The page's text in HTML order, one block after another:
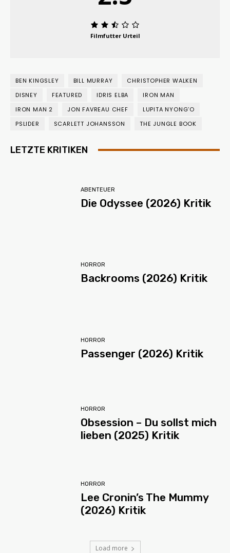
Filmfutter Urteil
BEN KINGSLEY BILL MURRAY
CHRISTOPHER WALKEN
DISNEY
FEATURED IDRIS ELBA
IRON MAN
IRON MAN 2
JON FAVREAU CHEF
LUPITA NYONG’O
PSLIDER
SCARLETT JOHANSSON THE JUNGLE BOOK
LETZTE KRITIKEN
ABENTEUER
Die Odyssee (2026) Kritik
HORROR
Backrooms (2026) Kritik
HORROR
Passenger (2026) Kritik
HORROR
Obsession – Du sollst mich
lieben (2025) Kritik
HORROR
Lee Cronin’s The Mummy
(2026) Kritik
Load more